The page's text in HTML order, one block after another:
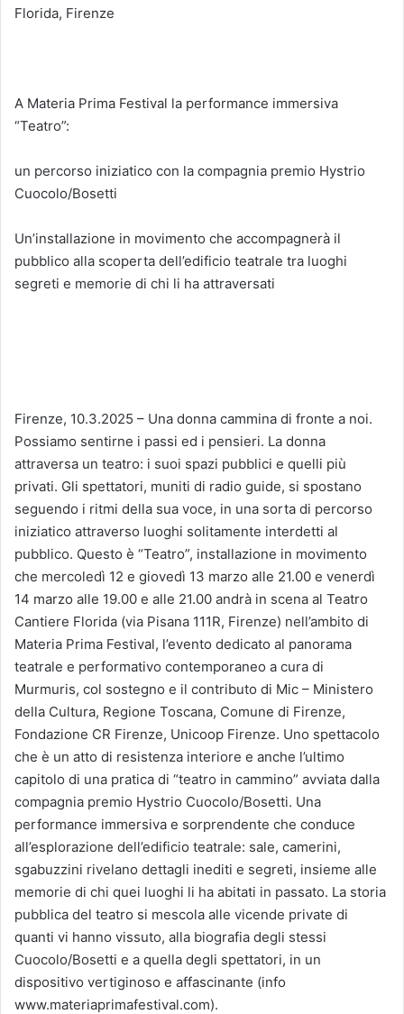
Florida, Firenze
A Materia Prima Festival la performance immersiva
“Teatro”:
un percorso iniziatico con la compagnia premio Hystrio
Cuocolo/Bosetti
Un’installazione in movimento che accompagnerà il
pubblico alla scoperta dell’edificio teatrale tra luoghi
segreti e memorie di chi li ha attraversati
Firenze, 10.3.2025 – Una donna cammina di fronte a noi.
Possiamo sentirne i passi ed i pensieri. La donna
attraversa un teatro: i suoi spazi pubblici e quelli più
privati. Gli spettatori, muniti di radio guide, si spostano
seguendo i ritmi della sua voce, in una sorta di percorso
iniziatico attraverso luoghi solitamente interdetti al
pubblico. Questo è “Teatro”, installazione in movimento
che mercoledì 12 e giovedì 13 marzo alle 21.00 e venerdì
14 marzo alle 19.00 e alle 21.00 andrà in scena al Teatro
Cantiere Florida (via Pisana 111R, Firenze) nell’ambito di
Materia Prima Festival, l’evento dedicato al panorama
teatrale e performativo contemporaneo a cura di
Murmuris, col sostegno e il contributo di Mic – Ministero
della Cultura, Regione Toscana, Comune di Firenze,
Fondazione CR Firenze, Unicoop Firenze. Uno spettacolo
che è un atto di resistenza interiore e anche l’ultimo
capitolo di una pratica di “teatro in cammino” avviata dalla
compagnia premio Hystrio Cuocolo/Bosetti. Una
performance immersiva e sorprendente che conduce
all’esplorazione dell’edificio teatrale: sale, camerini,
sgabuzzini rivelano dettagli inediti e segreti, insieme alle
memorie di chi quei luoghi li ha abitati in passato. La storia
pubblica del teatro si mescola alle vicende private di
quanti vi hanno vissuto, alla biografia degli stessi
Cuocolo/Bosetti e a quella degli spettatori, in un
dispositivo vertiginoso e affascinante (info
www.materiaprimafestival.com).